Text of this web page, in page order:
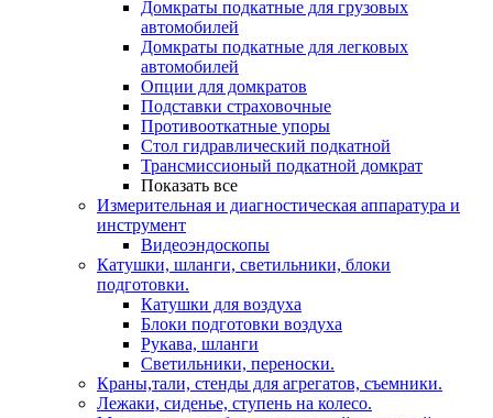
Домкраты подкатные для грузовых
автомобилей
Домкраты подкатные для легковых
автомобилей
Опции для домкратов
Подставки страховочные
Противооткатные упоры
Стол гидравлический подкатной
Трансмиссионый подкатной домкрат
Показать все
Измерительная и диагностическая аппаратура и
инструмент
Видеоэндоскопы
Катушки, шланги, светильники, блоки
подготовки.
Катушки для воздуха
Блоки подготовки воздуха
Рукава, шланги
Светильники, переноски.
Краны,тали, стенды для агрегатов, съемники.
Лежаки, сиденье, ступень на колесо.